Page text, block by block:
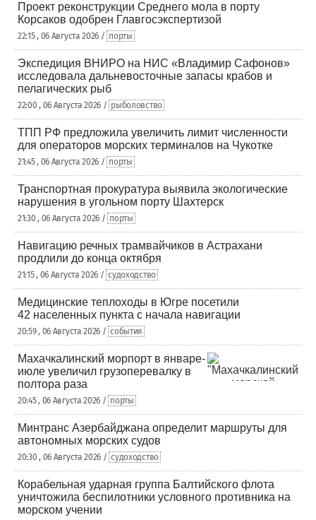
Проект реконструкции Среднего мола в порту
Корсаков одобрен Главгосэкспертизой
22:15 , 06 Августа 2026 / порты
Экспедиция ВНИРО на НИС «Владимир Сафонов»
исследовала дальневосточные запасы крабов и
пелагических рыб
22:00 , 06 Августа 2026 / рыболовство
ТПП РФ предложила увеличить лимит численности
для операторов морских терминалов на Чукотке
21:45 , 06 Августа 2026 / порты
Транспортная прокуратура выявила экологические
нарушения в угольном порту Шахтерск
21:30 , 06 Августа 2026 / порты
Навигацию речных трамвайчиков в Астрахани
продлили до конца октября
21:15 , 06 Августа 2026 / судоходство
Медицинские теплоходы в Югре посетили
42 населенных пункта с начала навигации
20:59 , 06 Августа 2026 / события
Махачкалинский морпорт в январе-
июле увеличил грузоперевалку в
полтора раза
20:45 , 06 Августа 2026 / порты
Минтранс Азербайджана определит маршруты для
автономных морских судов
20:30 , 06 Августа 2026 / судоходство
Корабельная ударная группа Балтийского флота
уничтожила беспилотники условного противника на
морском учении